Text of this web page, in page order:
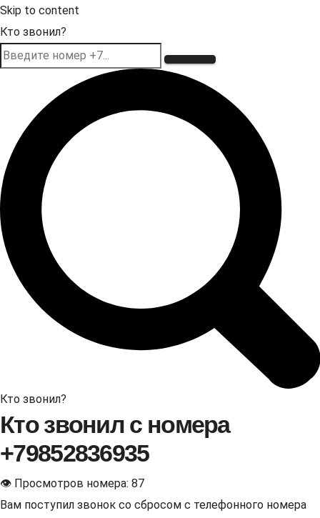
Skip to content
Кто звонил?
Кто звонил?
Кто звонил с номера
+79852836935
👁 Просмотров номера: 87
Вам поступил звонок со сбросом с телефонного номера